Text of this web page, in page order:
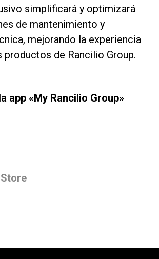
simplificará y optimizará
de mantenimiento y
mejorando la experiencia
productos de Rancilio Group.
app «My Rancilio Group»